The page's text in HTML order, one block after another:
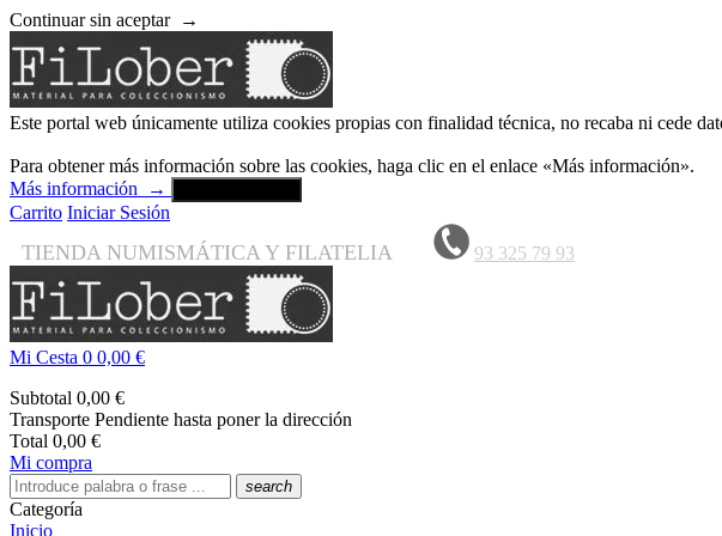
Continuar sin aceptar →
Este portal web únicamente utiliza cookies propias con finalidad técnica, no recaba ni cede
Para obtener más información sobre las cookies, haga clic en el enlace «Más información».
Más información
→
Carrito Iniciar Sesión
TIENDA NUMISMÁTICA Y FILATELIA 93 325 79 93
Mi Cesta 0 0,00 €
Subtotal 0,00 €
Transporte Pendiente hasta poner la dirección
Total 0,00 €
Mi compra
search
Categoría
Inicio